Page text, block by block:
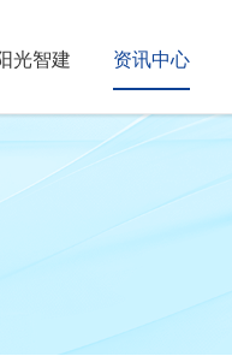
光智建 资讯中心